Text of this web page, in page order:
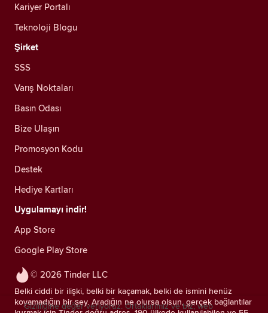
© 2026 Tinder LLC
Belki ciddi bir ilişki, belki bir kaçamak, belki de ismini henüz
koyamadığın bir şey. Aradığın ne olursa olsun, gerçek bağlantılar
Kariyer Portalı
Teknoloji Blogu
Şirket
SSS
Varış Noktaları
Basın Odası
Bize Ulaşın
Promosyon Kodu
Destek
Hediye Kartları
Uygulamayı indir!
App Store
Google Play Store
Gizliliğine değer veriyoruz. Ortaklarımız ve biz; web